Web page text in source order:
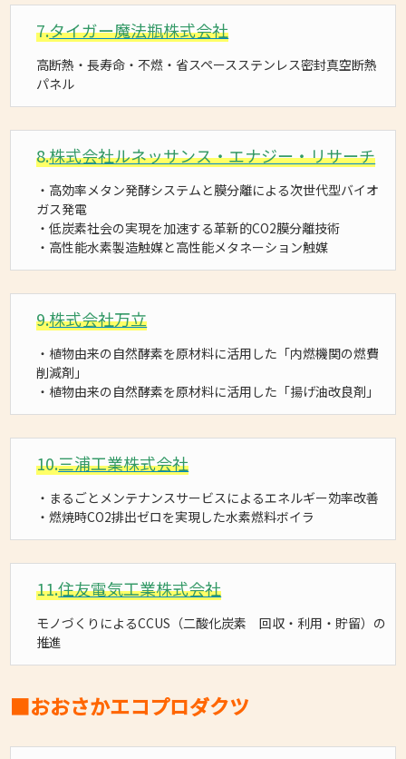
7.タイガー魔法瓶株式会社
高断熱・長寿命・不燃・省スペースステンレス密封真空断熱
パネル
8.株式会社ルネッサンス・エナジー・リサーチ
・高効率メタン発酵システムと膜分離による次世代型バイオ
ガス発電
・低炭素社会の実現を加速する革新的CO2膜分離技術
・高性能水素製造触媒と高性能メタネーション触媒
9.株式会社万立
・植物由来の自然酵素を原材料に活用した「内燃機関の燃費
削減剤」
・植物由来の自然酵素を原材料に活用した「揚げ油改良剤」
10.三浦工業株式会社
・まるごとメンテナンスサービスによるエネルギー効率改善
・燃焼時CO2排出ゼロを実現した水素燃料ボイラ
11.住友電気工業株式会社
モノづくりによるCCUS（二酸化炭素 回収・利用・貯留）の
推進
■おおさかエコプロダクツ